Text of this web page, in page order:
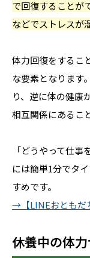
で回復することが
などでストレスが
体力回復をするこ
な要素となります
り、逆に体の健康
相互関係にあるこ
「どうやって仕
には簡単1分でタ
すめです。
→【LINEおともだ
休養中の体力